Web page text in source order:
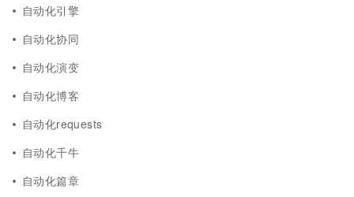
自动化引擎
自动化协同
自动化演变
自动化博客
自动化requests
自动化千牛
自动化篇章